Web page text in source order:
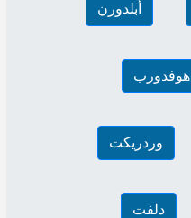
أبلدورن
هوفدورب
وردريكت
دلفت